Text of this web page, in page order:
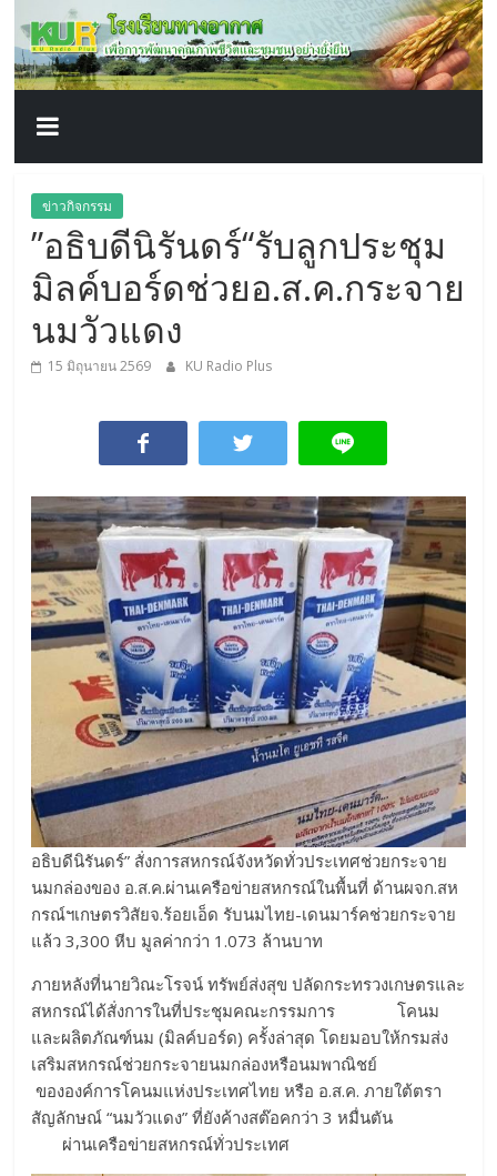
content
โรงเรียน
ทาง
อากาศ​
เพื่อ
พัฒนา
คุณภาพ
ชีวิต
ข่าวกิจกรรม
”อธิบดีนิรันดร์“รับลูกประชุม
มิลค์บอร์ดช่วยอ.ส.ค.กระจาย
นมวัวแดง
15 มิถุนายน 2569 KU Radio Plus
อธิบดีนิรันดร์” สั่งการสหกรณ์จังหวัดทั่วประเทศช่วยกระจาย
นมกล่องของ อ.ส.ค.ผ่านเครือข่ายสหกรณ์ในพื้นที่ ด้านผจก.สห
กรณ์ฯเกษตรวิสัยจ.ร้อยเอ็ด รับนมไทย-เดนมาร์คช่วยกระจาย
แล้ว 3,300 หีบ มูลค่ากว่า 1.073 ล้านบาท
ภายหลังที่นายวิณะโรจน์ ทรัพย์ส่งสุข ปลัดกระทรวงเกษตรและ
สหกรณ์ได้สั่งการในที่ประชุมคณะกรรมการ โคนม
และผลิตภัณฑ์นม (มิลค์บอร์ด) ครั้งล่าสุด โดยมอบให้กรมส่ง
เสริมสหกรณ์ช่วยกระจายนมกล่องหรือนมพาณิชย์
ขององค์การโคนมแห่งประเทศไทย หรือ อ.ส.ค. ภายใต้ตรา
สัญลักษณ์ “นมวัวแดง” ที่ยังค้างสต๊อคกว่า 3 หมื่นตัน
ผ่านเครือข่ายสหกรณ์ทั่วประเทศ